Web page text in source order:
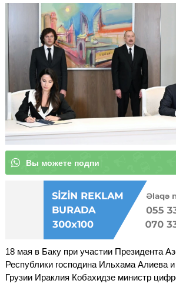
Вы мож|
18 мая в Баку при участии Президента
Республики господина Ильхама Алиева
Грузии Ираклия Кобахидзе министр